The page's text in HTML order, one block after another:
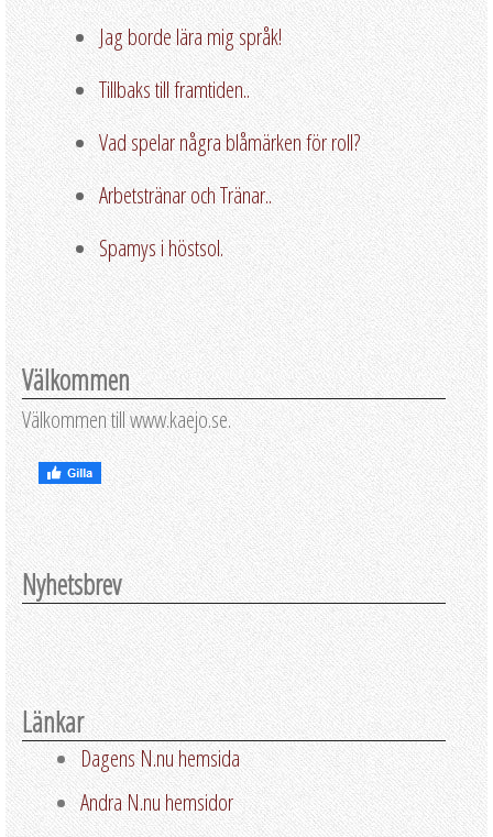
Jag borde lära mig språk!
Tillbaks till framtiden..
Vad spelar några blåmärken för roll?
Arbetstränar och Tränar..
Spamys i höstsol.
Välkommen
Välkommen till www.kaejo.se.
Nyhetsbrev
Länkar
Dagens N.nu hemsida
Andra N.nu hemsidor